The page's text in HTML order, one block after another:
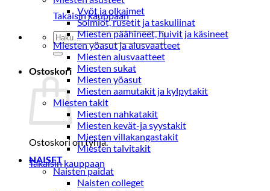
Takaisin kauppaan
Etsi:
Ostoskori
Ostoskori on tyhjä.
Takaisin kauppaan
Vyöt ja olkaimet
Solmiot, rusetit ja taskuliinat
Miesten päähineet, huivit ja käsineet
Miesten yöasut ja alusvaatteet
Miesten alusvaatteet
Miesten sukat
Miesten yöasut
Miesten aamutakit ja kylpytakit
Miesten takit
Miesten nahkatakit
Miesten kevät-ja syystakit
Miesten villakangastakit
Miesten talvitakit
NAISET
Naisten paidat
Naisten colleget